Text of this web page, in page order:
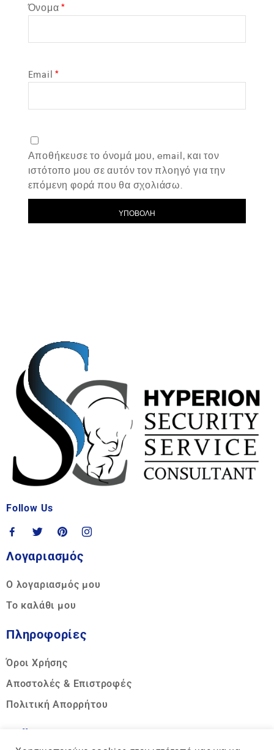
Όνομα*
Email*
Αποθήκευσε το όνομά μου, email, και τον
ιστότοπο μου σε αυτόν τον πλοηγό για την
επόμενη φορά που θα σχολιάσω.
Follow Us
Λογαριασμός
Ο λογαριασμός μου
Το καλάθι μου
Πληροφορίες
Όροι Χρήσης
Αποστολές & Επιστροφές
Πολιτική Απορρήτου
Call us